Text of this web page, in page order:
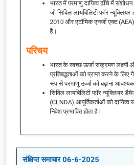
भारत में परमाणु दायित्व ढाँचे में संशोधन
जो सिविल लायबिलिटी फॉर
2010 और एटॉमिक एनर्जी एक्ट (AEA),
है।
परिचय
भारत के स्वच्छ ऊर्जा संक्रमण लक्ष्यों
प्रतिबद्धताओं को प्राप्त करने के लिए
रूप से परमाणु ऊर्जा को बढ़ाना
सिविल लायबिलिटी फॉर न्यूक्लियर
(CLNDA) आपूर्तिकर्ताओं को दायित्व
निवेश प्रभावित होता है।
संक्षिप्त समाचार 06-6-2025